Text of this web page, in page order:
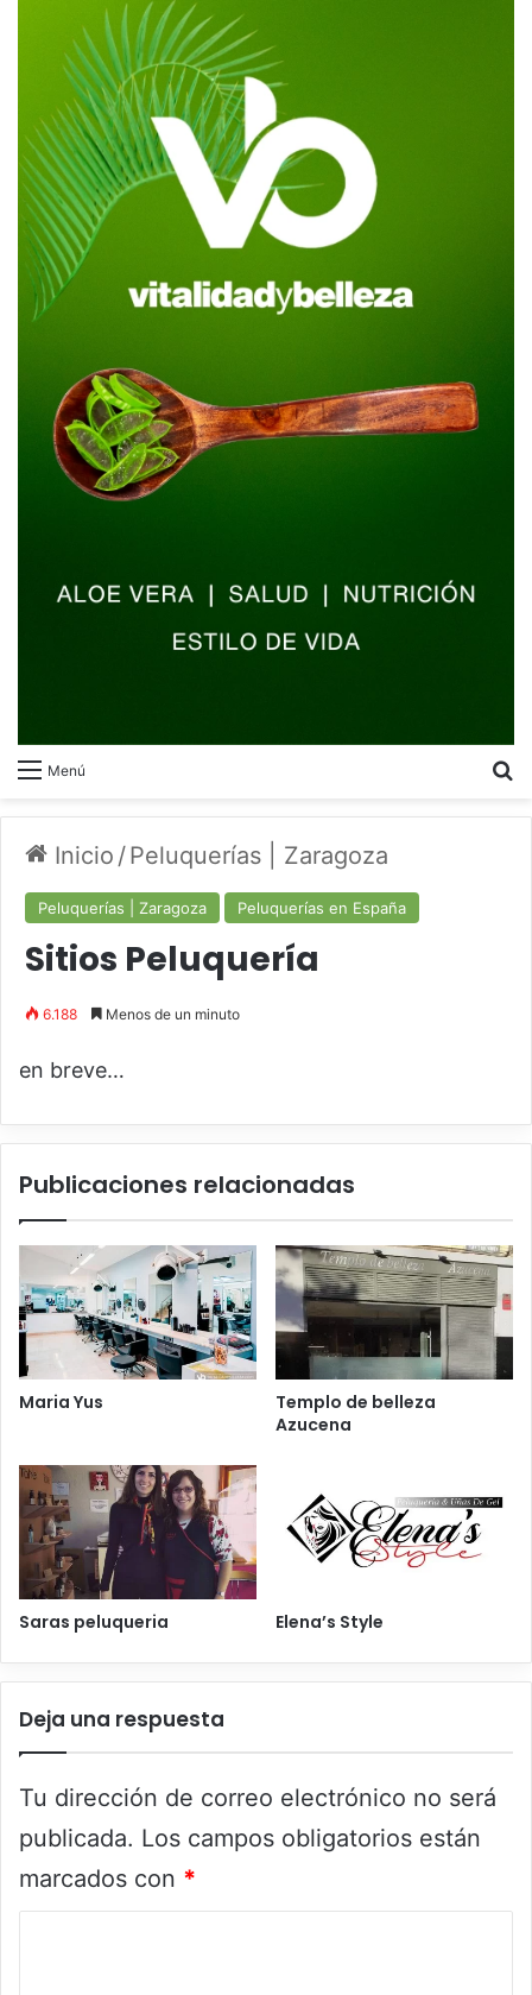
Menú
Inicio /Peluquerías | Zaragoza
Peluquerías | Zaragoza Peluquerías en España
Sitios Peluquería
6.188 Menos de un minuto
en breve…
Publicaciones relacionadas
Maria Yus
Templo de belleza
Azucena
Saras peluqueria Elena’s Style
Deja una respuesta
Tu dirección de correo electrónico no será
publicada. Los campos obligatorios están
marcados con *